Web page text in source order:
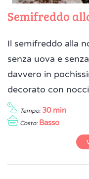
Semifreddo
Il semifreddo alla
senza uova e
davvero in
decorato con
Tempo: 30 min
Costo: Basso